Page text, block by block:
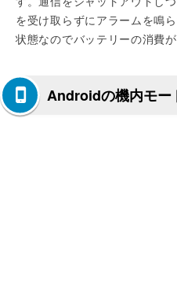
を受け取らずにアラームを鳴
状態なのでバッテリーの消費
Androidの機内モー